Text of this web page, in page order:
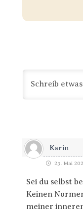
Karin
23. Mai
Sei du selbst
Keinen
meiner